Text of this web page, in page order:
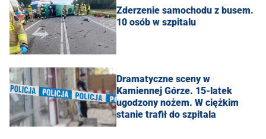
Zderzenie samochodu z busem.
10 osób w szpitalu
Dramatyczne sceny w
Kamiennej Górze. 15-latek
ugodzony nożem. W ciężkim
stanie trafił do szpitala